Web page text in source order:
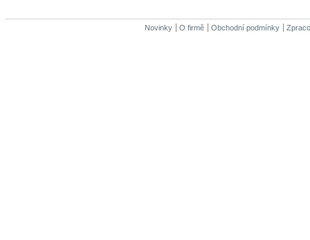
Novinky O firmě Obchodní podmínky